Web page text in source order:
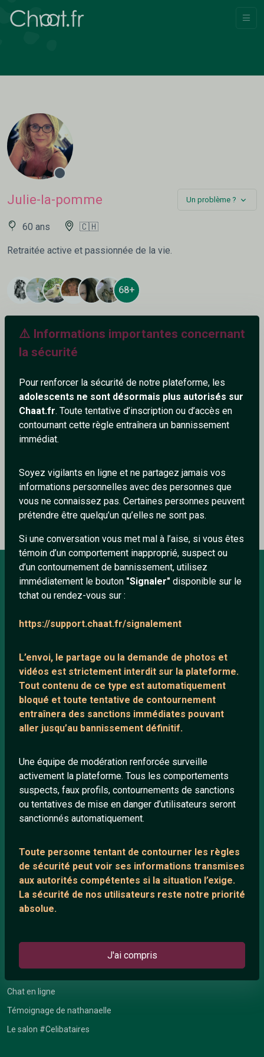
⚠️ Informations importantes concernant
la sécurité
Pour renforcer la sécurité de notre plateforme, les
adolescents ne sont désormais plus autorisés sur
Chaat.fr. Toute tentative d’inscription ou d’accès en
contournant cette règle entraînera un bannissement
immédiat.
Soyez vigilants en ligne et ne partagez jamais vos
informations personnelles avec des personnes que
vous ne connaissez pas. Certaines personnes peuvent
prétendre être quelqu’un qu’elles ne sont pas.
Si une conversation vous met mal à l’aise, si vous êtes
témoin d’un comportement inapproprié, suspect ou
d’un contournement de bannissement, utilisez
immédiatement le bouton "Signaler" disponible sur le
tchat ou rendez-vous sur :
https://support.chaat.fr/signalement
L’envoi, le partage ou la demande de photos et
vidéos est strictement interdit sur la plateforme.
Tout contenu de ce type est automatiquement
bloqué et toute tentative de contournement
entraînera des sanctions immédiates pouvant
aller jusqu’au bannissement définitif.
Une équipe de modération renforcée surveille
activement la plateforme. Tous les comportements
suspects, faux profils, contournements de sanctions
ou tentatives de mise en danger d’utilisateurs seront
sanctionnés automatiquement.
Toute personne tentant de contourner les règles
de sécurité peut voir ses informations transmises
aux autorités compétentes si la situation l’exige.
La sécurité de nos utilisateurs reste notre priorité
absolue.
J'ai compris
Julie-la-pomme Un problème ?
60 ans 🇨🇭
Retraitée active et passionnée de la vie.
68+
Ajouter un commentaire (1)
youssouf75 4/2/2026
Trés jolie femme, classe et sexy.
0
Répondre
À PROPOS
Mentions légales
Protection mineurs
Blog
Communauté
Quotes
Playlists YouTube
ANNEXE
Network IRC
Support IRC
Chat en ligne
Témoignage de nathanaelle
Le salon #Celibataires